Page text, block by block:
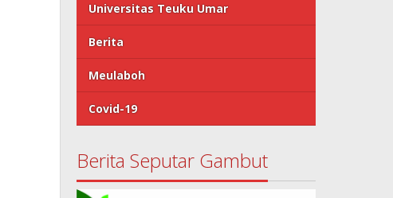
Universitas Teuku Umar
Berita
Meulaboh
Covid-19
Berita Seputar Gambut